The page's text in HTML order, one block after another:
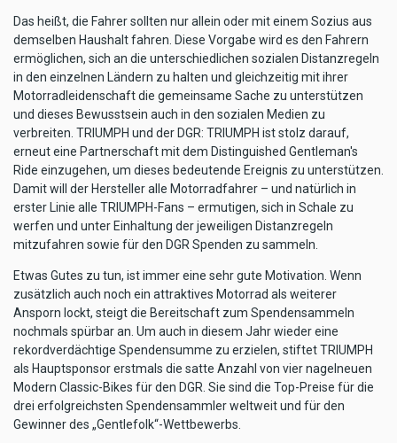
Das heißt, die Fahrer sollten nur allein oder mit einem Sozius aus
demselben Haushalt fahren. Diese Vorgabe wird es den Fahrern
ermöglichen, sich an die unterschiedlichen sozialen Distanzregeln
in den einzelnen Ländern zu halten und gleichzeitig mit ihrer
Motorradleidenschaft die gemeinsame Sache zu unterstützen
und dieses Bewusstsein auch in den sozialen Medien zu
verbreiten. TRIUMPH und der DGR: TRIUMPH ist stolz darauf,
erneut eine Partnerschaft mit dem Distinguished Gentleman's
Ride einzugehen, um dieses bedeutende Ereignis zu unterstützen.
Damit will der Hersteller alle Motorradfahrer – und natürlich in
erster Linie alle TRIUMPH-Fans – ermutigen, sich in Schale zu
werfen und unter Einhaltung der jeweiligen Distanzregeln
mitzufahren sowie für den DGR Spenden zu sammeln.
Etwas Gutes zu tun, ist immer eine sehr gute Motivation. Wenn
zusätzlich auch noch ein attraktives Motorrad als weiterer
Ansporn lockt, steigt die Bereitschaft zum Spendensammeln
nochmals spürbar an. Um auch in diesem Jahr wieder eine
rekordverdächtige Spendensumme zu erzielen, stiftet TRIUMPH
als Hauptsponsor erstmals die satte Anzahl von vier nagelneuen
Modern Classic-Bikes für den DGR. Sie sind die Top-Preise für die
drei erfolgreichsten Spendensammler weltweit und für den
Gewinner des „Gentlefolk“-Wettbewerbs.